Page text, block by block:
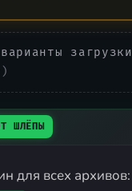
загрузки
ШЛЁПЫ
для всех архивов: